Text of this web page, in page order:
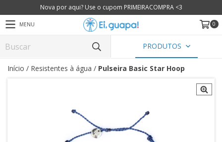
Nova por aqui? Use o cupom PRIMEIRACOMPRA <3
MENU 0
PRODUTOS
Início / Resistentes à água / Pulseira Basic Star Hoop